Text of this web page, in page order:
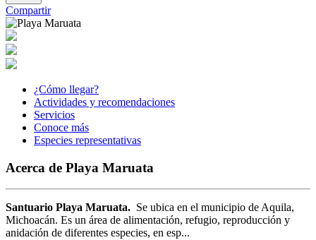
Compartir
¿Cómo llegar?
Actividades y recomendaciones
Servicios
Conoce más
Especies representativas
Acerca de Playa Maruata
Santuario Playa Maruata. Se ubica en el municipio de Aquila,
Michoacán. Es un área de alimentación, refugio, reproducción y
anidación de diferentes especies, en esp...